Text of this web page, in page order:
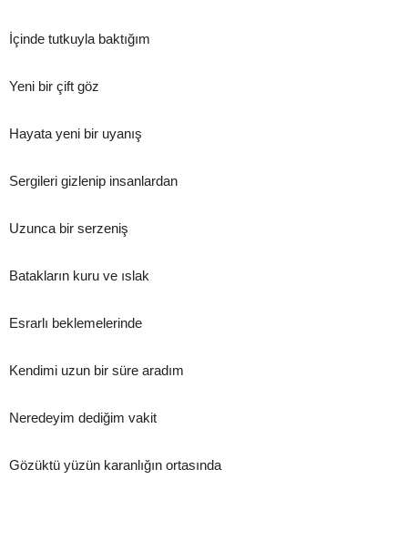
İçinde tutkuyla baktığım
Yeni bir çift göz
Hayata yeni bir uyanış
Sergileri gizlenip insanlardan
Uzunca bir serzeniş
Batakların kuru ve ıslak
Esrarlı beklemelerinde
Kendimi uzun bir süre aradım
Neredeyim dediğim vakit
Gözüktü yüzün karanlığın ortasında